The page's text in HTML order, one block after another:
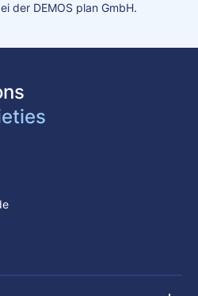
der DEMOS plan GmbH.